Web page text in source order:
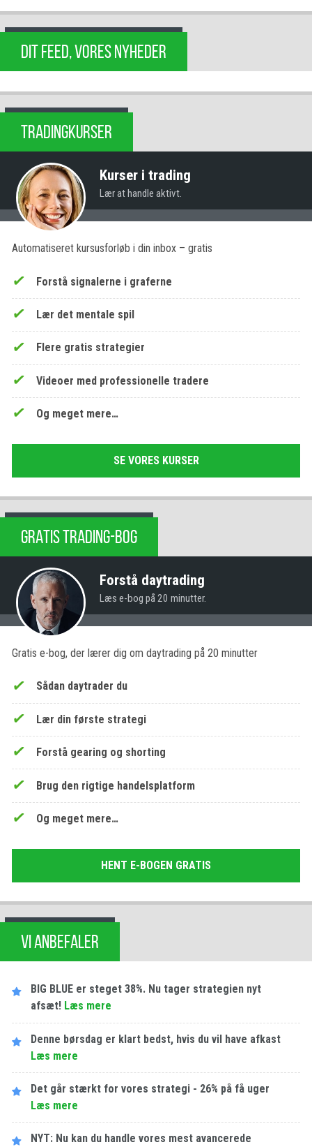
DIT FEED, VORES NYHEDER
TRADINGKURSER
Kurser i trading
Lær at handle aktivt.
Automatiseret kursusforløb i din inbox – gratis
Forstå signalerne i graferne
Lær det mentale spil
Flere gratis strategier
Videoer med professionelle tradere
Og meget mere…
SE VORES KURSER
GRATIS TRADING-BOG
Forstå daytrading
Læs e-bog på 20 minutter.
Gratis e-bog, der lærer dig om daytrading på 20 minutter
Sådan daytrader du
Lær din første strategi
Forstå gearing og shorting
Brug den rigtige handelsplatform
Og meget mere…
HENT E-BOGEN GRATIS
VI ANBEFALER
BIG BLUE er steget 38%. Nu tager strategien nyt
afsæt! Læs mere
Denne børsdag er klart bedst, hvis du vil have afkast
Læs mere
Det går stærkt for vores strategi - 26% på få uger
Læs mere
NYT: Nu kan du handle vores mest avancerede